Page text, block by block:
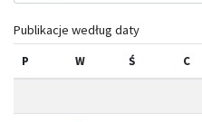
Publikacje według daty
P W Ś C